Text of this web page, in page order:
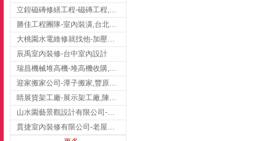
立鍠磁磚修繕工程-磁磚工程,磁磚修補,新竹磁磚工程
勝佳工程團隊-室內裝潢,台北房屋裝修,三重室內裝修
大桃園水電維修就找他-加壓馬達,抽水馬達,桃園水電行,中壢水電
辰禹室內裝修-台中室內設計
瑞昌機械堆高機-堆高機收購,新北市堆高機,桃園堆高機
迎家搬家公司-潭子搬家,豐原搬家,大雅搬家,大甲搬家,台中推薦搬家,台中搬家
睛展貨架工廠-展示架工廠,陳列架,台中展示架工廠
山水園藝景觀設計有限公司-景觀工程,景觀設計,新竹園藝工程,新竹景觀設計
貫捷室內裝修有限公司-老屋翻新工程,台中老屋翻新工程,台中舊屋翻新